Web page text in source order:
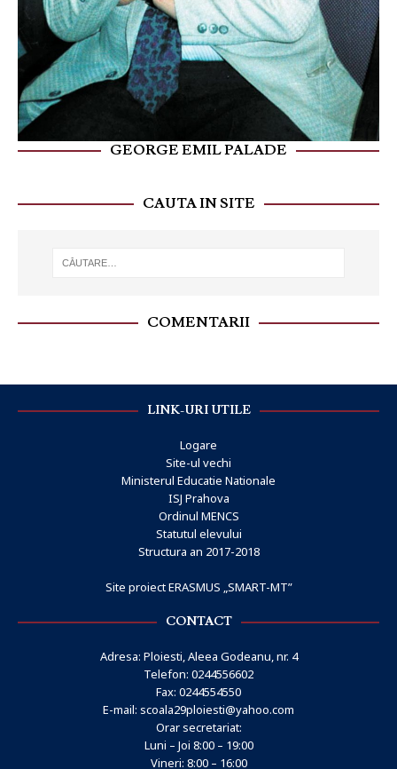
GEORGE EMIL PALADE
CAUTA IN SITE
COMENTARII
LINK-URI UTILE
Logare
Site-ul vechi
Ministerul Educatie Nationale
ISJ Prahova
Ordinul MENCS
Statutul elevului
Structura an 2017-2018
Site proiect ERASMUS „SMART-MT”
CONTACT
Adresa: Ploiesti, Aleea Godeanu, nr. 4
Telefon: 0244556602
Fax: 0244554550
E-mail: scoala29ploiesti@yahoo.com
Orar secretariat:
Luni – Joi 8:00 – 19:00
Vineri: 8:00 – 16:00